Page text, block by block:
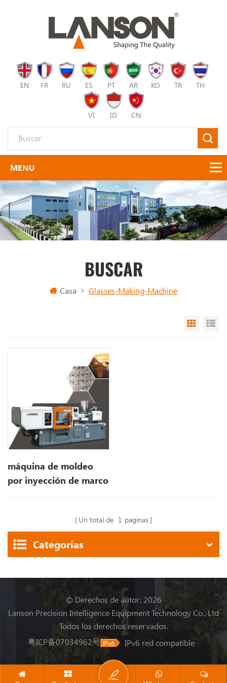
EN FR RU ES PT AR KO TR TH
VI ID CN
BUSCAR
Casa Glasses-Making-Machine
Grid
máquina de moldeo
por inyección de marco
de gafas de plástico
Un total de 1 paginas
Categorías
© Derechos de autor: 2026
Lanson Precision Intelligence Equipment Technology Co., Ltd
Todos los derechos reservados.
粤ICP备07034962号
IPv6 red compatible